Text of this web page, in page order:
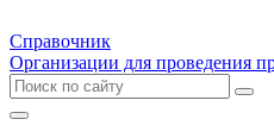
Справочник
Организации для проведения